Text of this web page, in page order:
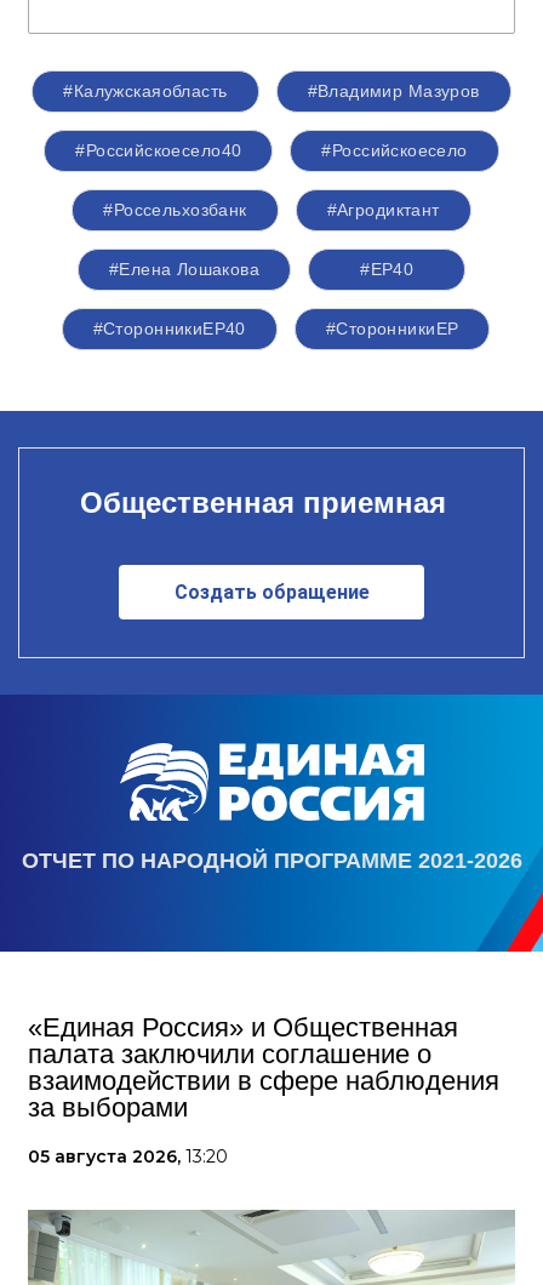
#Калужскаяобласть #Владимир Мазуров
#Российскоесело40 #Российскоесело
#Россельхозбанк #Агродиктант
#Елена Лошакова #ЕР40
#СторонникиЕР40 #СторонникиЕР
Общественная приемная
Создать обращение
ОТЧЕТ ПО НАРОДНОЙ ПРОГРАММЕ 2021-2026
«Единая Россия» и Общественная
палата заключили соглашение о
взаимодействии в сфере наблюдения
за выборами
05 августа 2026, 13:20